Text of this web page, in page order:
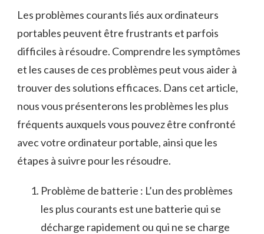
Les‌ problèmes courants liés aux ordinateurs
portables ​peuvent être ⁢frustrants et ‌parfois
difficiles à résoudre. Comprendre les symptômes
et les causes de ces problèmes⁣ peut vous‌ aider ⁢à
trouver des solutions efficaces. Dans cet article,
nous vous présenterons les ​problèmes ​les plus
fréquents auxquels vous pouvez être confronté
avec votre ordinateur portable, ainsi que les
étapes à suivre pour les résoudre.
Problème de batterie : L’un des problèmes
les plus courants est une batterie qui se
⁣décharge ⁢rapidement ou qui ne se charge